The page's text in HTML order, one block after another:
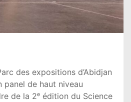
des expositions d’Abidjan
panel de haut niveau
de la 2ᵉ édition du Science